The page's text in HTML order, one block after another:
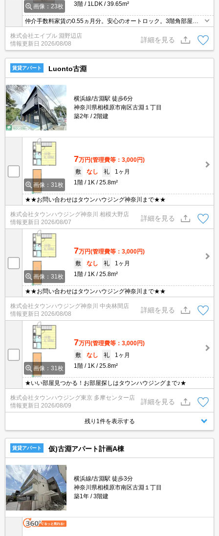
画像：23枚
3階
1LDK 39.65m²
仲介手数料家賃の0.55ヵ月分。安心のオートロック。3階角部屋。
ビルドインシステムキッチン。エアコン2基付き。フリーレント1ヶ
月※1年以上の入居が条件。上記条件は8月25日までに御契約の方限
定。
株式会社エイブル 淵野辺店
情報更新日 2026/08/08
詳細を見る
賃貸アパート Luonto古淵
横浜線/古淵駅 徒歩6分
神奈川県相模原市南区古淵１丁目
築2年
2階建
画像：31枚
7万円(管理費等：3,000円)
敷
なし 礼
1ヶ月
1階
1K 25.8m²
★★お問い合わせはタウンハウジング神奈川まで★★
株式会社タウンハウジング神奈川 相模大野店
情報更新日 2026/08/07
詳細を見る
画像：31枚
7万円(管理費等：3,000円)
敷
なし 礼
1ヶ月
1階
1K 25.8m²
★★お問い合わせはタウンハウジング神奈川まで★★
株式会社タウンハウジング神奈川 中央林間店
情報更新日 2026/08/08
詳細を見る
画像：31枚
7万円(管理費等：3,000円)
敷
なし 礼
1ヶ月
1階
1K 25.8m²
★いい部屋見つかる！お部屋探しはタウンハウジングまで♪★
株式会社タウンハウジング東京 多摩センター店
情報更新日 2026/08/09
詳細を見る
残り1件を表示する
賃貸アパート 仮)古淵アパート計画A棟
横浜線/古淵駅 徒歩3分
神奈川県相模原市南区古淵１丁目
築1年
3階建